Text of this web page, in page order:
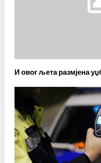
И овог љета размјена